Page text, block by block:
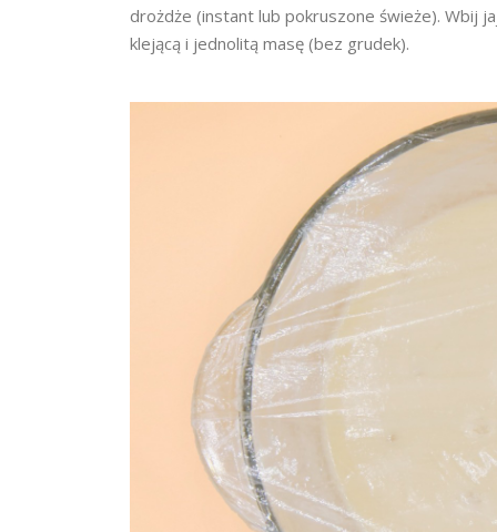
drożdże (instant lub pokruszone świeże). Wbij
klejącą i jednolitą masę (bez grudek).